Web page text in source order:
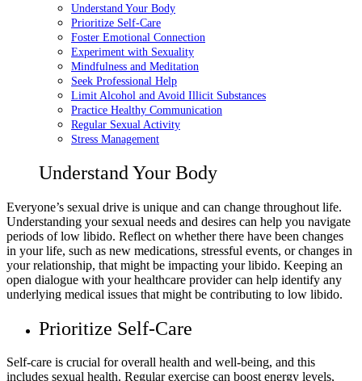
Understand Your Body
Prioritize Self-Care
Foster Emotional Connection
Experiment with Sexuality
Mindfulness and Meditation
Seek Professional Help
Limit Alcohol and Avoid Illicit Substances
Practice Healthy Communication
Regular Sexual Activity
Stress Management
Understand Your Body
Everyone’s sexual drive is unique and can change throughout life.
Understanding your sexual needs and desires can help you navigate
periods of low libido. Reflect on whether there have been changes
in your life, such as new medications, stressful events, or changes in
your relationship, that might be impacting your libido. Keeping an
open dialogue with your healthcare provider can help identify any
underlying medical issues that might be contributing to low libido.
Prioritize Self-Care
Self-care is crucial for overall health and well-being, and this
includes sexual health. Regular exercise can boost energy levels,